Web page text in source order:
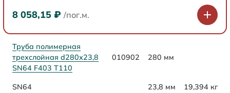
8 058,15 ₽ /пог.м.
Труба полимерная
трехслойная d280х23,8
SN64 F403 Т110
010902 280 мм
SN64 23,8 мм 19,394 кг